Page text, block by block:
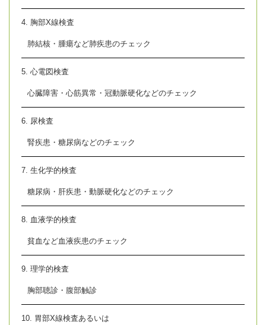
4. 胸部X線検査
肺結核・腫瘍など肺疾患のチェック
5. 心電図検査
心臓障害・心筋異常・冠動脈硬化などのチェック
6. 尿検査
腎疾患・糖尿病などのチェック
7. 生化学的検査
糖尿病・肝疾患・動脈硬化などのチェック
8. 血液学的検査
貧血など血液疾患のチェック
9. 理学的検査
胸部聴診・腹部触診
10. 胃部X線検査あるいは